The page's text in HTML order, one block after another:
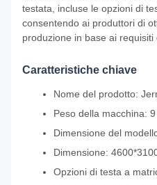
testata, incluse le opzioni di
consentendo ai produttori di
produzione in base ai requisiti
Caratteristiche chiave
Nome del prodotto:
Peso della macchina:
Dimensione del
Dimensione:
Opzioni di testa a